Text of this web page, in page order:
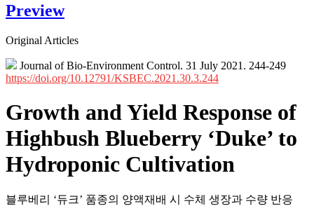
Preview
Original Articles
Journal of Bio-Environment Control. 31 July 2021. 244-249
https://doi.org/10.12791/KSBEC.2021.30.3.244
Growth and Yield Response of
Highbush Blueberry ‘Duke’ to
Hydroponic Cultivation
블루베리 ‘듀크’ 품종의 양액재배 시 수체 생장과 수량 반응